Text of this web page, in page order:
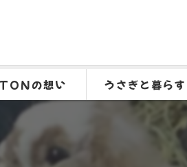
の想い うさぎと暮らす
うさぎをお迎えする